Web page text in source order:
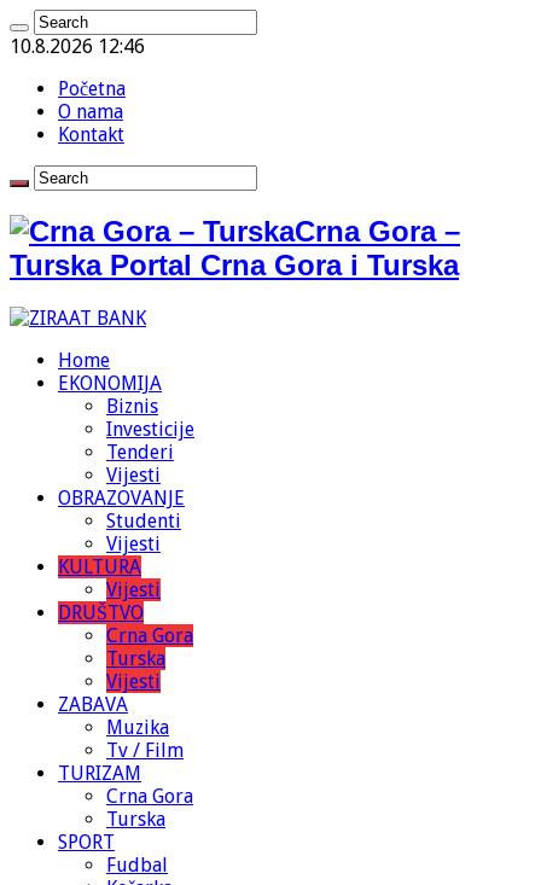
10.8.2026 12:46
Početna
O nama
Kontakt
Crna Gora –
Turska Portal Crna Gora i Turska
Home
EKONOMIJA
Biznis
Investicije
Tenderi
Vijesti
OBRAZOVANJE
Studenti
Vijesti
KULTURA
Vijesti
DRUŠTVO
Crna Gora
Turska
Vijesti
ZABAVA
Muzika
Tv / Film
TURIZAM
Crna Gora
Turska
SPORT
Fudbal